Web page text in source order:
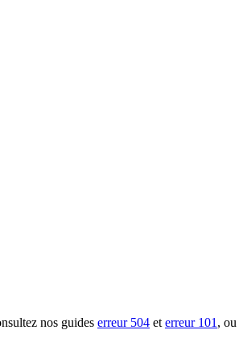
nos guides erreur 504 et erreur 101 , ou